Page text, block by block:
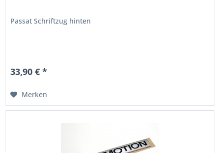
Passat Schriftzug hinten
33,90 € *
Merken